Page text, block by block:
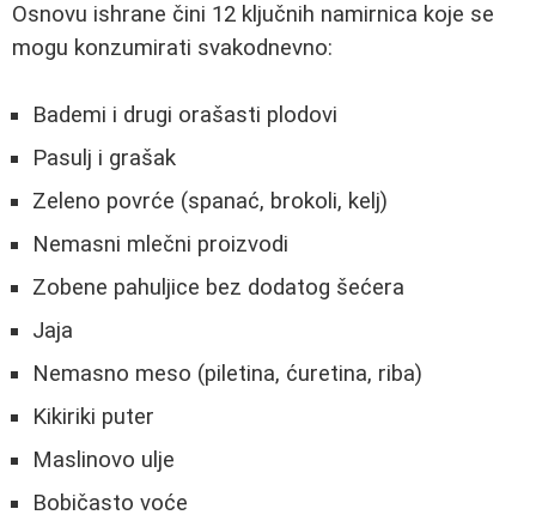
Osnovu ishrane čini 12 ključnih namirnica koje se
mogu konzumirati svakodnevno:
Bademi i drugi orašasti plodovi
Pasulj i grašak
Zeleno povrće (spanać, brokoli, kelj)
Nemasni mlečni proizvodi
Zobene pahuljice bez dodatog šećera
Jaja
Nemasno meso (piletina, ćuretina, riba)
Kikiriki puter
Maslinovo ulje
Bobičasto voće